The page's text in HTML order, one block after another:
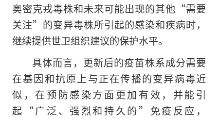
奥密克戎毒株和未来可能出现的其他“需要
关注” 的变异毒株所引起的感染和疾病时，
继续提供世卫组织建议的保护水平。
具体而言，更新后的疫苗株系成分需要
在基因和抗原上与正在传播的变异病毒近
似，在预防感染方面更加有效，并能引
起“广泛、强烈和持久的”免疫反应，